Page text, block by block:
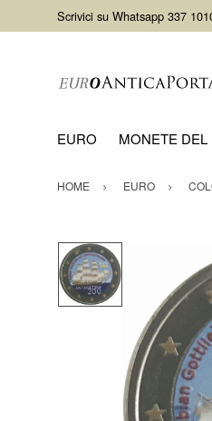
Scrivici su Whatsapp 337
EURO MONETE
HOME EURO